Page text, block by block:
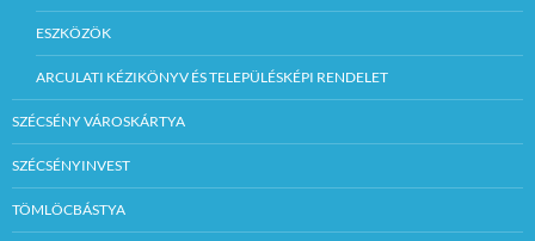
ESZKÖZÖK
ARCULATI KÉZIKÖNYV ÉS TELEPÜLÉSKÉPI RENDELET
SZÉCSÉNY VÁROSKÁRTYA
SZÉCSÉNYINVEST
TÖMLÖCBÁSTYA